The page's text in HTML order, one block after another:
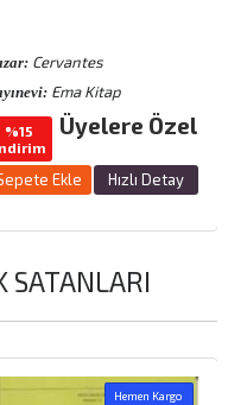
Cervantes
Ema Kitap
%15
Üyelere Özel
Ekle Hızlı Detay
SATANLARI
Hemen Kargo